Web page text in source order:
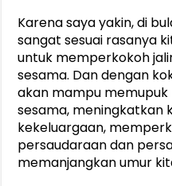
Karena saya yakin, di
sangat sesuai rasanya
untuk memperkokoh
sesama. Dan dengan
akan mampu
sesama, meningkatkan
kekeluargaan,
persaudaraan dan
memanjangkan umur